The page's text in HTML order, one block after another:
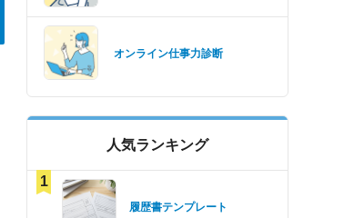
オンライン仕事力診断
人気ランキング
1
履歴書テンプレート